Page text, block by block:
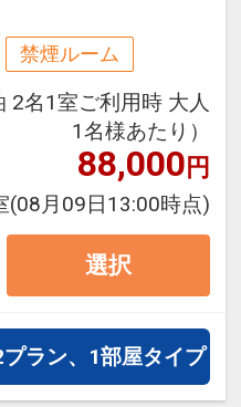
パッケージだか
ちろん周遊旅行
だけの宿泊や延
自由自在です。
のJAL（または
約！フライトマイ
。
タカーや現地交
どの追加（同時予
ンもございます。
レンジをお部屋に
禁煙ルーム
2名1室ご利用時 大人
1名様あたり）
88,000円
(08月09日13:00時点)
選択
プラン、1部屋タイプ